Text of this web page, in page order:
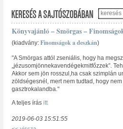
Könyvajánló – Smörgas –
(kiadvány: Finomságok a deszkán)
"A Smörgas attól zseniális, hogy ha
„jézusomjönnekavendégekmitfőzzek”.
Akkor sem jön rosszul,ha csak szimplán
zöldségesnél, mert nem tudtad, hogy
gasztrokalandba."
A teljes írás itt
2019-06-03 15:51:55